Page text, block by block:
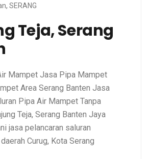
, SERANG
Teja, Serang
Mampet Jasa Pipa Mampet
Area Serang Banten Jasa
Pipa Air Mampet Tanpa
Teja, Serang Banten Jaya
jasa pelancaran saluran
Curug, Kota Serang